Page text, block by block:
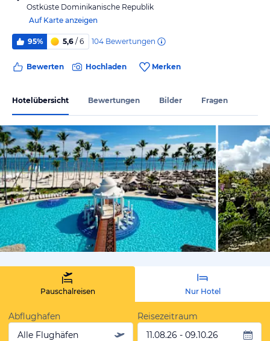
Ostküste Dominikanische Republik
Auf Karte anzeigen
95% 5,6 / 6 104 Bewertungen
Bewerten Hochladen Merken
Hotelübersicht Bewertungen Bilder Fragen
vom
Pauschalreisen Nur Hotel
Abflughafen
Alle Flughäfen
Reisezeitraum
11.08.26 - 09.10.26